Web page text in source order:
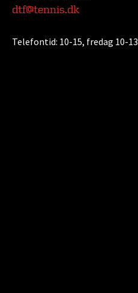
dtf@tennis.dk
Telefontid: 10-15, fredag 10-13